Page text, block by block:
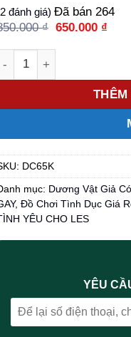
trên 5
trên
giá
2 đánh giá) Đã bán 264
₫ Giá
là:
650.000 ₫
lượng
DC65K
mục: Dương Vật Giả
, Đồ Chơi Tình Dục Giá
YÊU CHO LES
YÊU